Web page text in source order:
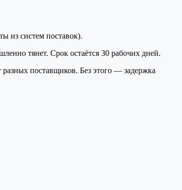
из систем поставок).
тянет. Срок остаётся 30 рабочих дней.
поставщиков. Без этого — задержка